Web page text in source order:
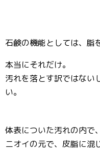
石鹸の機能としては、脂
本当にそれだけ。
汚れを落とす訳ではない
い。
体表についた汚れの内で
ニオイの元で、皮脂に混